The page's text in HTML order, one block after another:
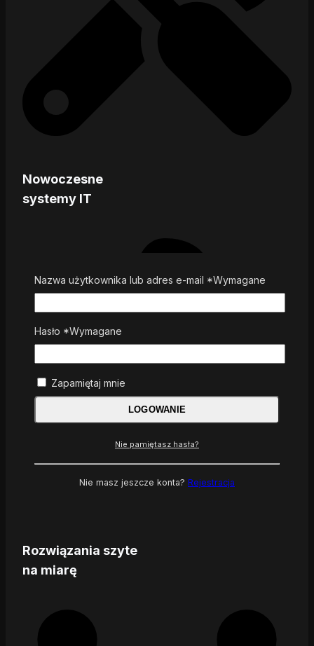
Nowoczesne
systemy IT
Rozwiązania szyte
na miarę
Nazwa użytkownika lub adres e-mail *Wymagane
Hasło *Wymagane
Zapamiętaj mnie
LOGOWANIE
Nie pamiętasz hasła?
Nie masz jeszcze konta? Rejestracja